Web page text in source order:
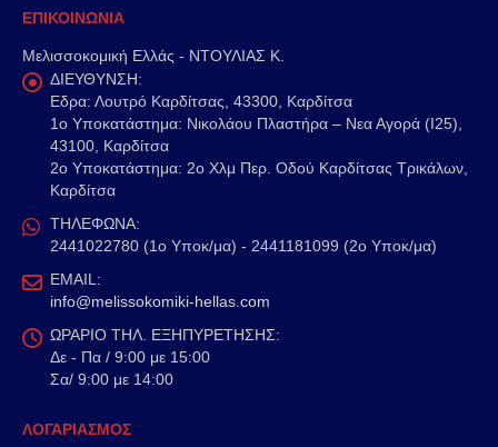
ΕΠΙΚΟΙΝΩΝΙΑ
Μελισσοκομική Ελλάς - ΝΤΟΥΛΙΑΣ Κ.
ΔΙΕΥΘΥΝΣΗ:
Εδρα: Λουτρό Καρδίτσας, 43300, Καρδίτσα
1o Υποκατάστημα: Νικολάου Πλαστήρα – Νεα Αγορά (Ι25),
43100, Καρδίτσα
2o Υποκατάστημα: 2ο Χλμ Περ. Οδού Καρδίτσας Τρικάλων,
Καρδίτσα
ΤΗΛΕΦΩΝΑ:
2441022780 (1ο Υποκ/μα) - 2441181099 (2ο Υποκ/μα)
EMAIL:
info@melissokomiki-hellas.com
ΩΡΑΡΙΟ ΤΗΛ. ΕΞΗΠΥΡΕΤΗΣΗΣ:
Δε - Πα / 9:00 με 15:00
Σα/ 9:00 με 14:00
ΛΟΓΑΡΙΑΣΜΟΣ